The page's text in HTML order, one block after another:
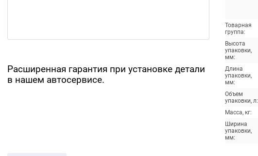
Расширенная гарантия при установке детали
в нашем автосервисе.
Товарная
группа:
Высота
упаковки,
мм:
Длина
упаковки,
мм:
Объем
упаковки, л:
Масса, кг:
Ширина
упаковки,
мм: